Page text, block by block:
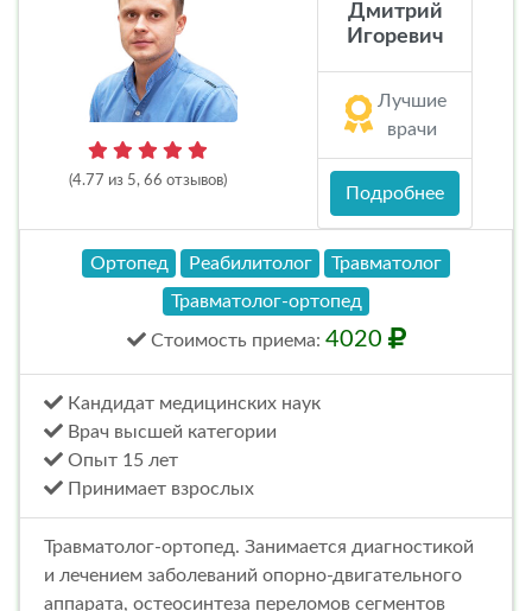
(4.77 из 5, 66 отзывов)
Дмитрий
Игоревич
Лучшие
врачи
Подробнее
Ортопед Реабилитолог
Травматолог
Травматолог-ортопед
Стоимость приема: 4020
Кандидат медицинских наук
Врач высшей категории
Опыт 15 лет
Принимает взрослых
Травматолог-ортопед. Занимается диагностикой
и лечением заболеваний опорно-двигательного
аппарата, остеосинтеза переломов сегментов